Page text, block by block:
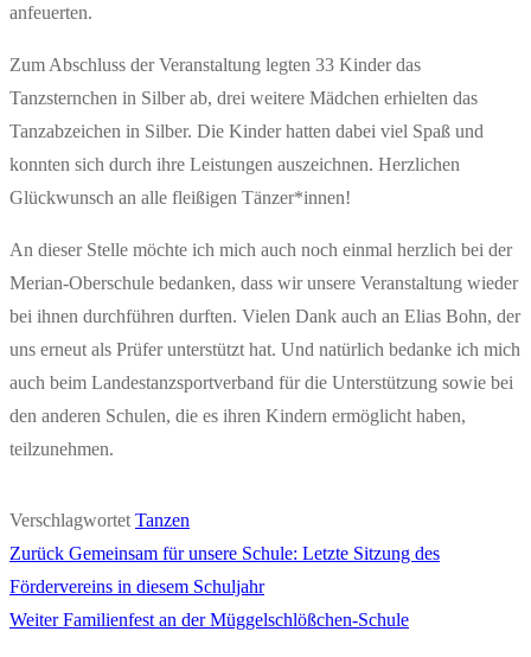
anfeuerten.
Zum Abschluss der Veranstaltung legten 33 Kinder das
Tanzsternchen in Silber ab, drei weitere Mädchen erhielten das
Tanzabzeichen in Silber. Die Kinder hatten dabei viel Spaß und
konnten sich durch ihre Leistungen auszeichnen. Herzlichen
Glückwunsch an alle fleißigen Tänzer*innen!
An dieser Stelle möchte ich mich auch noch einmal herzlich bei der
Merian-Oberschule bedanken, dass wir unsere Veranstaltung wieder
bei ihnen durchführen durften. Vielen Dank auch an Elias Bohn, der
uns erneut als Prüfer unterstützt hat. Und natürlich bedanke ich mich
auch beim Landestanzsportverband für die Unterstützung sowie bei
den anderen Schulen, die es ihren Kindern ermöglicht haben,
teilzunehmen.
Verschlagwortet Tanzen
Beitragsnavigation
Zurück Vorheriger
Beitrag:
Gemeinsam für unsere Schule: Letzte Sitzung des
Fördervereins in diesem Schuljahr
Weiter Nächster
Familienfest an der Müggelschlößchen-Schule